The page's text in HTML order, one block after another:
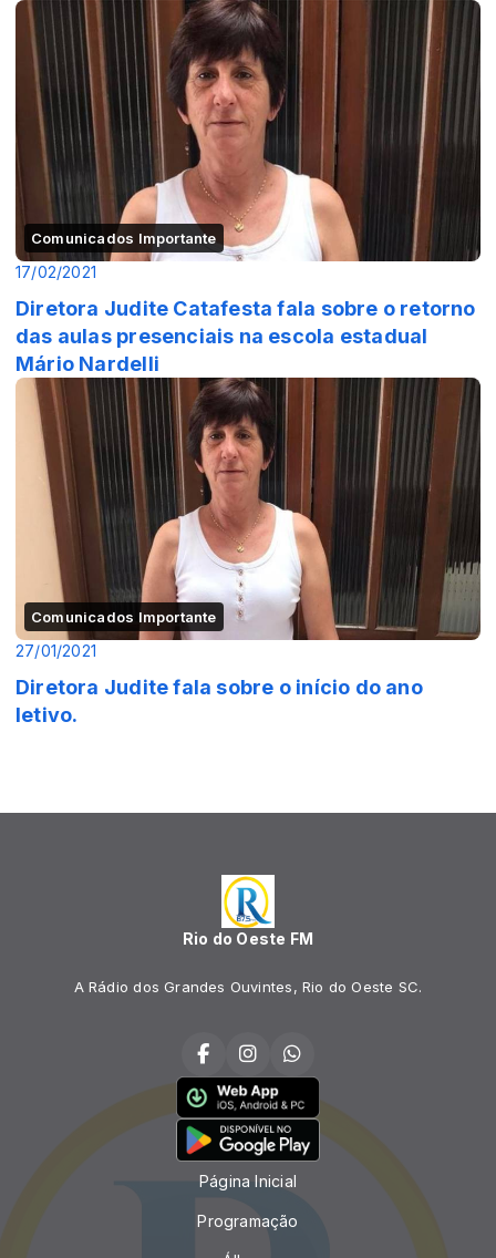
Comunicados Importante
17/02/2021
Diretora Judite Catafesta fala sobre o retorno
das aulas presenciais na escola estadual
Mário Nardelli
Comunicados Importante
27/01/2021
Diretora Judite fala sobre o início do ano
letivo.
Rio do Oeste FM
A Rádio dos Grandes Ouvintes, Rio do Oeste SC.
Página Inicial
Programação